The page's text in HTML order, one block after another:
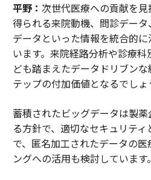
平野： 次世代医療への貢献を見
得られる来院動機、問診デー
データといった情報を統合的
います。来院経路分析や診療
ども踏まえたデータドリブン
テップの付加価値となるでしょ
蓄積されたビッグデータは製
る方針で、適切なセキュリテ
で、匿名加工されたデータの
ングへの活用も検討しています。